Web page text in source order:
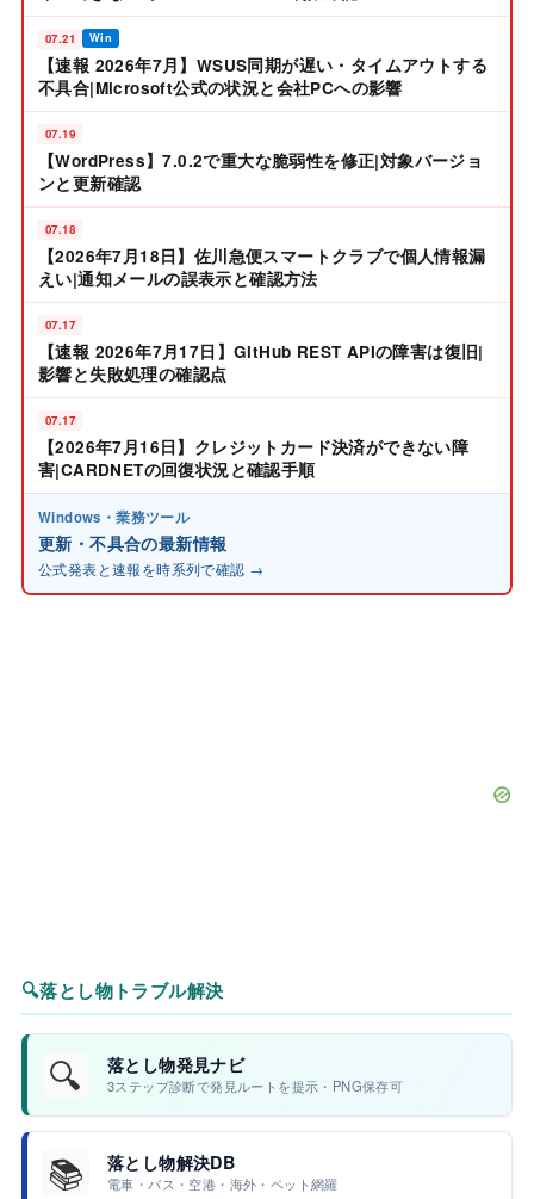
07.21 Win
【速報 2026年7月】WSUS同期が遅い・タイムアウトする
不具合|Microsoft公式の状況と会社PCへの影響
07.19
【WordPress】7.0.2で重大な脆弱性を修正|対象バージョ
ンと更新確認
07.18
【2026年7月18日】佐川急便スマートクラブで個人情報漏
えい|通知メールの誤表示と確認方法
07.17
【速報 2026年7月17日】GitHub REST APIの障害は復旧|
影響と失敗処理の確認点
07.17
【2026年7月16日】クレジットカード決済ができない障
害|CARDNETの回復状況と確認手順
Windows・業務ツール
更新・不具合の最新情報
公式発表と速報を時系列で確認 →
🔍落とし物トラブル解決
🔍 落とし物発見ナビ
3ステップ診断で発見ルートを提示・PNG保存可
📚 落とし物解決DB
電車・バス・空港・海外・ペット網羅